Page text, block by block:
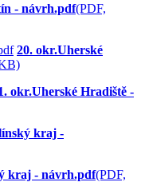
- návrh.pdf(PDF,
20. okr.Uherské
okr.Uherské Hradiště -
kraj -
kraj - návrh.pdf(PDF,